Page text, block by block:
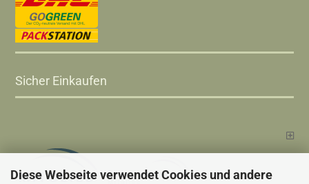
Diese Webseite verwendet Cookies und andere
Sicher Einkaufen